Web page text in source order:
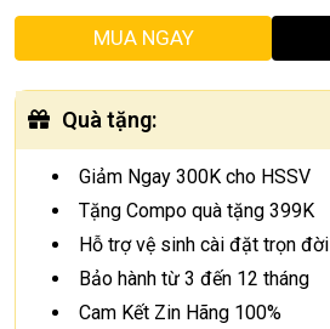
MUA NGAY
Quà tặng:
Giảm Ngay 300K cho HSSV
Tặng Compo quà tặng 399K
Hỗ trợ vệ sinh cài đặt trọn đời
Bảo hành từ 3 đến 12 tháng
Cam Kết Zin Hãng 100%